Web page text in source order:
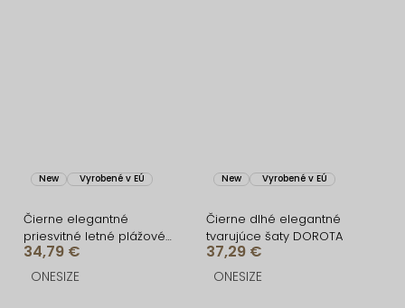
New Vyrobené v EÚ
Čierne elegantné
priesvitné letné plážové
maxi šaty UMARIE s
dlhým rukávom
34,79 €
ONESIZE
New Vyrobené v EÚ
Čierne dlhé elegantné
tvarujúce šaty DOROTA
37,29 €
ONESIZE